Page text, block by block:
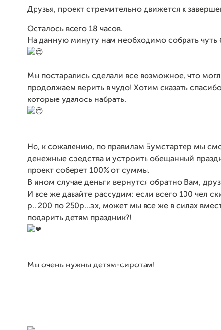
Друзья, проект стремительно движется к
Осталось всего 18 часов.
На данную минуту нам необходимо собрать чуть
Мы постарались сделали все возможное, что
продолжаем верить в чудо! Хотим сказать спасибо
которые удалось набрать.
Но, к сожалению, по правилам Бумстартер мы
денежные средства и устроить обещанный
проект соберет 100% от суммы.
В ином случае деньги вернутся обратно Вам,
И все же давайте рассудим: если всего 100 чел
р...200 по 250р...эх, может мы все же в силах
подарить детям праздник?!
Мы очень нужны детям-сиротам!